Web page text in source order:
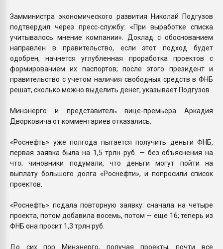
Замминистра экономического развития Николай Подгузов
подтвердил через пресс-службу: «При выработке списка
учитывалось мнение компании». Доклад с обоснованием
направлен в правительство, если этот подход будет
одобрен, начнется углубленная проработка проектов с
формированием их паспортов; после этого президент и
правительство с учетом наличия свободных средств в ФНБ
решат, сколько можно выделить денег, указывает Подгузов.
Минэнерго и представитель вице-премьера Аркадия
Дворковича от комментариев отказались.
«Роснефть» уже полгода пытается получить деньги ФНБ,
первая заявка была на 1,5 трлн руб. — без объяснения на
что; чиновники подумали, что деньги могут пойти на
выплату большого долга «Роснефти», и попросили список
проектов.
«Роснефть» подала повторную заявку: сначала на четыре
проекта, потом добавила восемь, потом — еще 16; теперь из
ФНБ она просит 1,3 трлн руб.
До сих пор Минэнерго, получая проекты, почти все